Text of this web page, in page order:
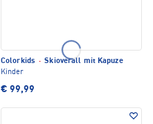
Colorkids · Skioverall mit Kapuze
Kinder
€ 99,99